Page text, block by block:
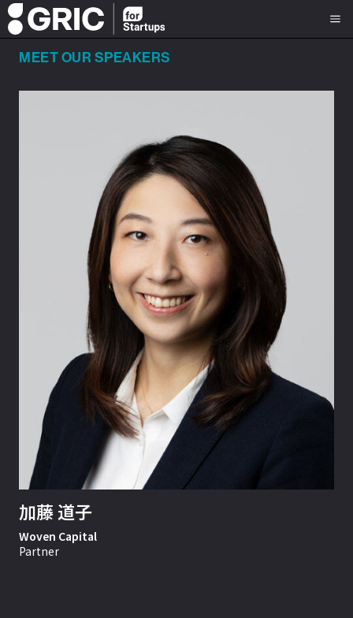
MEET OUR SPEAKERS
加藤 道子
Woven Capital
Partner